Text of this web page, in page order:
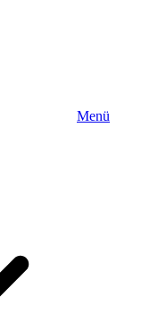
Menü